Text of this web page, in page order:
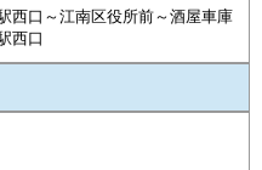
西口～江南区役所前～酒屋車庫
西口